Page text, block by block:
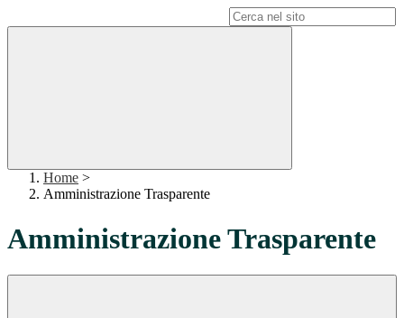
Home >
Amministrazione Trasparente
Amministrazione Trasparente